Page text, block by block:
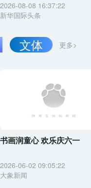
2026-08-08 16:37:22
新华国际头条
更多>
文体
书画润童心 欢乐庆六一
2026-06-02 09:05:22
大象新闻